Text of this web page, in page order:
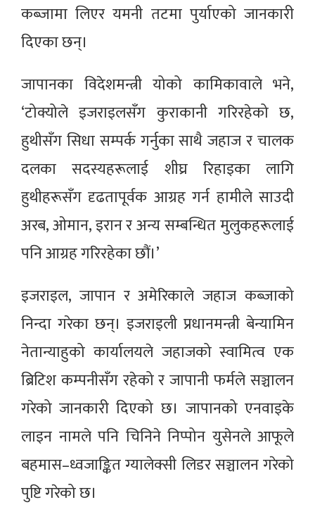
कब्जामा लिएर यमनी तटमा पुर्याएको जानकारी
दिएका छन्।
जापानका विदेशमन्त्री योको कामिकावाले भने,
‘टोक्योले इजराइलसँग कुराकानी गरिरहेको छ,
हुथीसँग सिधा सम्पर्क गर्नुका साथै जहाज र चालक
दलका सदस्यहरूलाई शीघ्र रिहाइका लागि
हुथीहरूसँग दृढतापूर्वक आग्रह गर्न हामीले साउदी
अरब, ओमान, इरान र अन्य सम्बन्धित मुलुकहरूलाई
पनि आग्रह गरिरहेका छौं।’
इजराइल, जापान र अमेरिकाले जहाज कब्जाको
निन्दा गरेका छन्। इजराइली प्रधानमन्त्री बेन्यामिन
नेतान्याहुको कार्यालयले जहाजको स्वामित्व एक
ब्रिटिश कम्पनीसँग रहेको र जापानी फर्मले सञ्चालन
गरेको जानकारी दिएको छ। जापानको एनवाइके
लाइन नामले पनि चिनिने निप्पोन युसेनले आफूले
बहमास–ध्वजाङ्कित ग्यालेक्सी लिडर सञ्चालन गरेको
पुष्टि गरेको छ।